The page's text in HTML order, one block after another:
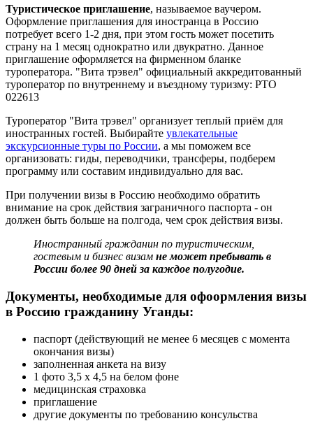
Туристическое приглашение, называемое ваучером.
Оформление приглашения для иностранца в Россию
потребует всего 1-2 дня, при этом гость может посетить
страну на 1 месяц однократно или двукратно. Данное
приглашение оформляется на фирменном бланке
туроператора. "Вита трэвел" официальный аккредитованный
туроператор по внутреннему и въездному туризму: РТО
022613
Туроператор "Вита трэвел" организует теплый приём для
иностранных гостей. Выбирайте увлекательные
экскурсионные туры по России, а мы поможем все
организовать: гиды, переводчики, трансферы, подберем
программу или составим индивидуально для вас.
При получении визы в Россию необходимо обратить
внимание на срок действия заграничного паспорта - он
должен быть больше на полгода, чем срок действия визы.
Иностранный гражданин по туристическим,
гостевым и бизнес визам не может пребывать в
России более 90 дней за каждое полугодие.
Документы, необходимые для офоормления визы
в Россию гражданину Уганды:
паспорт (действующий не менее 6 месяцев с момента
окончания визы)
заполненная анкета на визу
1 фото 3,5 х 4,5 на белом фоне
медицинская страховка
приглашение
другие документы по требованию консульства